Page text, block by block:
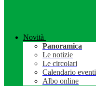
Novità
Panoramica
Le notizie
Le circolari
Calendario eventi
Albo online